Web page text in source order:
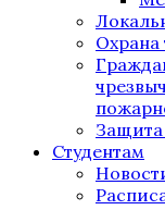
Охрана
Студентам